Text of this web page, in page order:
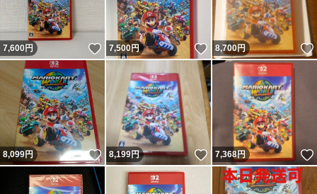
7,600円 いいね！
7,500円 いいね！
8,700円
8,099円 いいね！
8,199円 いいね！
7,368円